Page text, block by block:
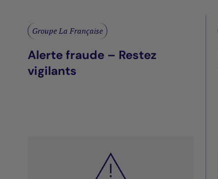
Groupe La Française
Alerte fraude – Restez
vigilants